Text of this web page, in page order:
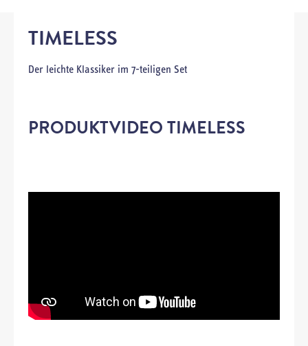
TIMELESS
Der leichte Klassiker im 7-teiligen Set
PRODUKTVIDEO TIMELESS